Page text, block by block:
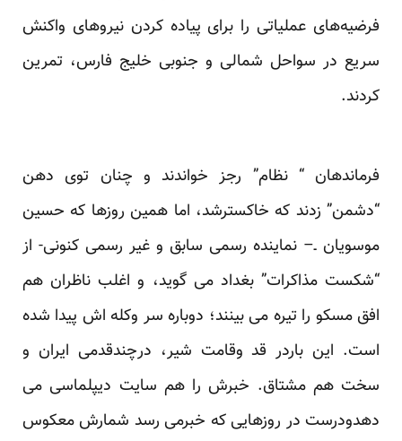
فرضیه‌های عملیاتی را برای پیاده کردن نیروهای واکنش
سریع در سواحل شمالی و جنوبی خلیج فارس، تمرین
کردند.
فرماندهان “ نظام” رجز خواندند و چنان توی دهن
“دشمن” زدند که خاکسترشد، اما همین روزها که حسین
موسویان ـ– نماینده رسمی سابق و غیر رسمی کنونی- از
“شکست مذاکرات” بغداد می گوید، و اغلب ناظران هم
افق مسکو را تیره می بینند؛ دوباره سر وکله اش پیدا شده
است. این باردر قد وقامت شیر، درچندقدمی ایران و
سخت هم مشتاق. خبرش را هم سایت دیپلماسی می
دهدودرست در روزهایی که خبرمی رسد شمارش معکوس